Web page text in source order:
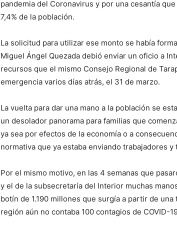
pandemia del Coronavirus y por una cesantía
7,4% de la población.
La solicitud para utilizar ese monto se había
Miguel Ángel Quezada debió enviar un oficio a
recursos que el mismo Consejo Regional de
emergencia varios días atrás, el 31 de marzo.
La vuelta para dar una mano a la población se
un desolador panorama para familias que
ya sea por efectos de la economía o a
normativa que ya estaba enviando trabajadores
Por el mismo motivo, en las 4 semanas que
y el de la subsecretaría del Interior muchas
botín de 1.190 millones que surgía a partir de
región aún no contaba 100 contagios de COVID-